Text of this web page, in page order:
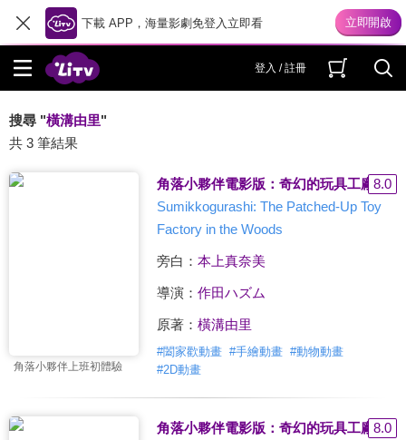
下載 APP，海量影劇免登入立即看
登入 / 註冊
搜尋 "橫溝由里"
共 3 筆結果
角落小夥伴上班初體驗
角落小夥伴電影版：奇幻的玩具工廠(日)
8.0
Sumikkogurashi: The Patched-Up Toy
Factory in the Woods
旁白： 本上真奈美
導演： 作田ハズム
原著： 橫溝由里
#闔家歡動畫 #手繪動畫 #動物動畫
#2D動畫
角落小夥伴電影版：奇幻的玩具工廠(國)
8.0